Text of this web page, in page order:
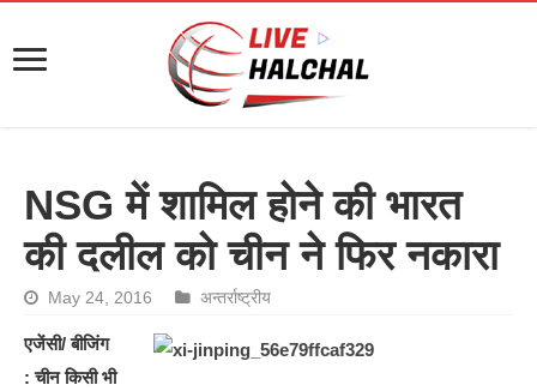
NSG में शामिल होने की भारत
की दलील को चीन ने फिर नकारा
May 24, 2016 अन्तर्राष्ट्रीय
एजेंसी/ बीजिंग
: चीन किसी भी